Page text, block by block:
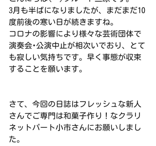
3月も半ばになりましたが、まだまだ10
度前後の寒い日が続きますね。
コロナの影響により様々な芸術団体で
演奏会･公演中止が相次いでおり、とて
も寂しい気持ちです。早く事態が収束
することを願います。
さて、今回の日誌はフレッシュな新人
さんでご専門は和菓子作り！なクラリ
ネットパート小市さんにお願いしまし
た。